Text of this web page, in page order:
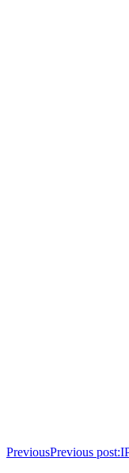
PreviousPrevious post: